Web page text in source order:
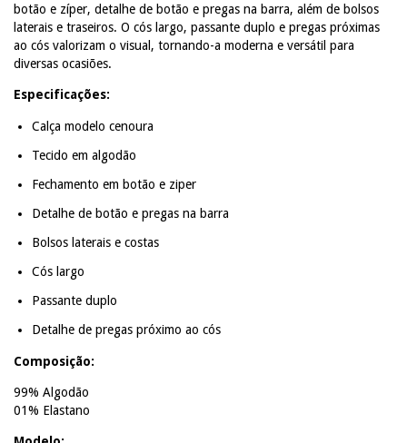
botão e zíper, detalhe de botão e pregas na barra, além de bolsos
laterais e traseiros. O cós largo, passante duplo e pregas próximas
ao cós valorizam o visual, tornando-a moderna e versátil para
diversas ocasiões.
Especificações:
Calça modelo cenoura
Tecido em algodão
Fechamento em botão e ziper
Detalhe de botão e pregas na barra
Bolsos laterais e costas
Cós largo
Passante duplo
Detalhe de pregas próximo ao cós
Composição:
99% Algodão
01% Elastano